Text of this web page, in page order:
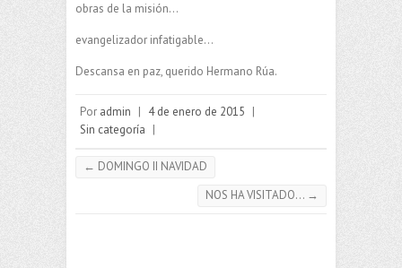
obras de la misión…
evangelizador infatigable…
Descansa en paz, querido Hermano Rúa.
Por admin | 4 de enero de 2015 |
Sin categoría |
← DOMINGO II NAVIDAD
NOS HA VISITADO… →